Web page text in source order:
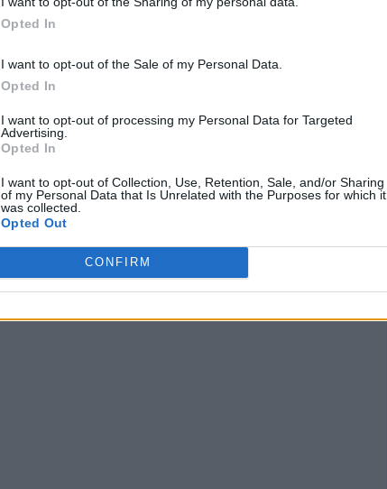
Opted In
I want to opt-out of the Sale of my Personal Data.
Opted In
I want to opt-out of processing my Personal Data for Targeted
Advertising.
Opted In
I want to opt-out of Collection, Use, Retention, Sale, and/or Sharing
of my Personal Data that Is Unrelated with the Purposes for which it
was collected.
Opted Out
CONFIRM